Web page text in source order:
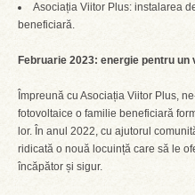
Asociația Viitor Plus: instalarea
beneficiară.
Februarie 2023: energie pentru un
Împreună cu Asociația Viitor Plus,
fotovoltaice o familie beneficiară
lor. În anul 2022, cu ajutorul
ridicată o nouă locuință care să le
încăpător și sigur.